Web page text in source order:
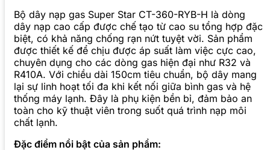
Bộ dây nạp gas Super Star CT-360-RYB-H là dòng
dây nạp cao cấp được chế tạo từ cao su tổng hợp đặc
biệt, có khả năng chống rạn nứt tuyệt vời. Sản phẩm
được thiết kế để chịu được áp suất làm việc cực cao,
chuyên dụng cho các dòng gas hiện đại như R32 và
R410A. Với chiều dài 150cm tiêu chuẩn, bộ dây mang
lại sự linh hoạt tối đa khi kết nối giữa bình gas và hệ
thống máy lạnh. Đây là phụ kiện bền bỉ, đảm bảo an
toàn cho kỹ thuật viên trong suốt quá trình nạp môi
chất lạnh.
Đặc điểm nổi bật của sản phẩm: